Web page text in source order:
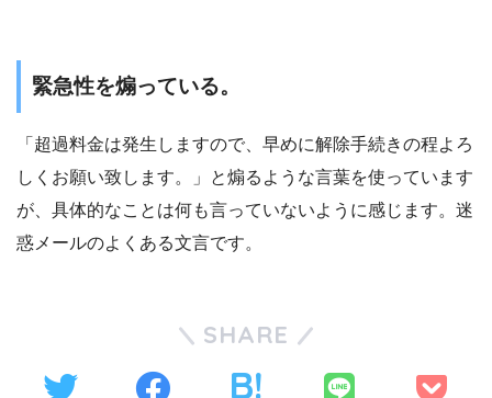
緊急性を煽っている。
「超過料金は発生しますので、早めに解除手続きの程よろ
しくお願い致します。」と煽るような言葉を使っています
が、具体的なことは何も言っていないように感じます。迷
惑メールのよくある文言です。
SHARE